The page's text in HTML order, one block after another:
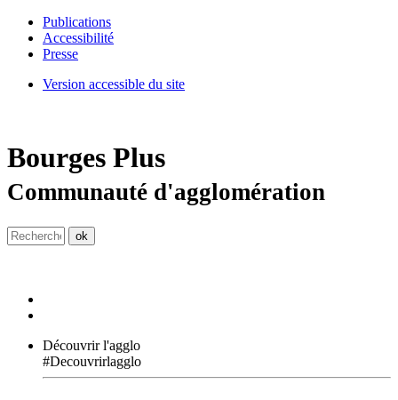
Publications
Accessibilité
Presse
Version accessible du site
Bourges Plus
Communauté d'agglomération
Découvrir l'agglo
#Decouvrirlagglo